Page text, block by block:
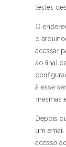
testes
O
o
acessar
ao final
à esse
mesmas
Depois
um
acesso